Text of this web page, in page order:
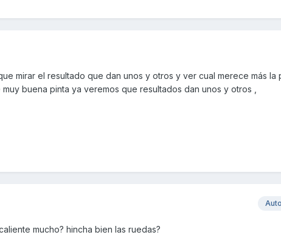
mirar el resultado que dan unos y otros y ver cual merece más la
buena pinta ya veremos que resultados dan unos y otros ,
mucho? hincha bien las ruedas?